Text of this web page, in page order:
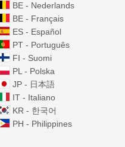
BE - Nederlands
BE - Français
ES - Español
PT - Português
FI - Suomi
PL - Polska
JP - 日本語
IT - Italiano
KR - 한국어
PH - Philippines